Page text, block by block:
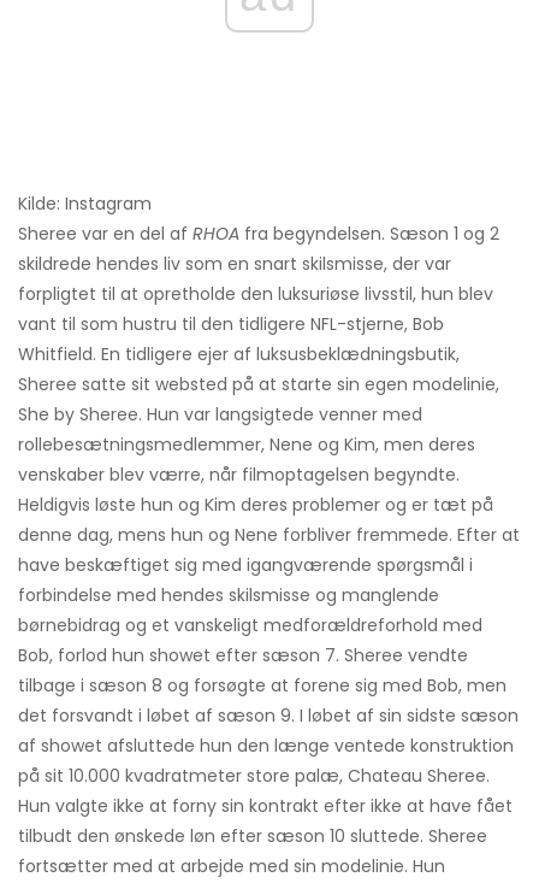
Kilde: Instagram
Sheree var en del af RHOA fra begyndelsen. Sæson 1 og 2
skildrede hendes liv som en snart skilsmisse, der var
forpligtet til at opretholde den luksuriøse livsstil, hun blev
vant til som hustru til den tidligere NFL-stjerne, Bob
Whitfield. En tidligere ejer af luksusbeklædningsbutik,
Sheree satte sit websted på at starte sin egen modelinie,
She by Sheree. Hun var langsigtede venner med
rollebesætningsmedlemmer, Nene og Kim, men deres
venskaber blev værre, når filmoptagelsen begyndte.
Heldigvis løste hun og Kim deres problemer og er tæt på
denne dag, mens hun og Nene forbliver fremmede. Efter at
have beskæftiget sig med igangværende spørgsmål i
forbindelse med hendes skilsmisse og manglende
børnebidrag og et vanskeligt medforældreforhold med
Bob, forlod hun showet efter sæson 7. Sheree vendte
tilbage i sæson 8 og forsøgte at forene sig med Bob, men
det forsvandt i løbet af sæson 9. I løbet af sin sidste sæson
af showet afsluttede hun den længe ventede konstruktion
på sit 10.000 kvadratmeter store palæ, Chateau Sheree.
Hun valgte ikke at forny sin kontrakt efter ikke at have fået
tilbudt den ønskede løn efter sæson 10 sluttede. Sheree
fortsætter med at arbejde med sin modelinie. Hun